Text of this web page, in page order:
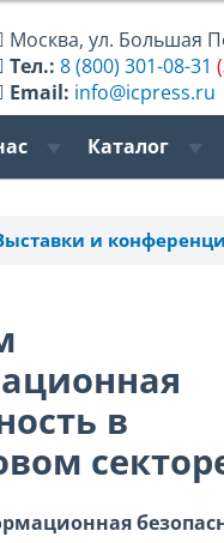
Москва,ул. Большая
Тел.: 8 (800) 301-08-31
Email: info@icpress.ru
Каталог
и
в